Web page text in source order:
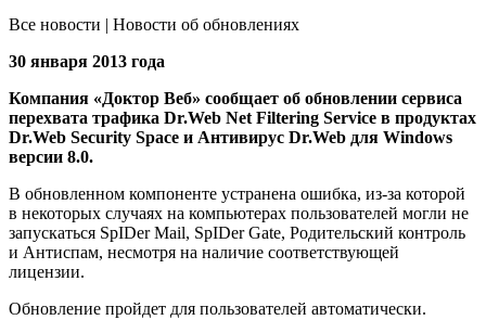
Все новости | Новости об обновлениях
30 января 2013 года
Компания «Доктор Веб» сообщает об обновлении сервиса
перехвата трафика Dr.Web Net Filtering Service в продуктах
Dr.Web Security Space и Антивирус Dr.Web для Windows
версии 8.0.
В обновленном компоненте устранена ошибка, из-за которой
в некоторых случаях на компьютерах пользователей могли не
запускаться SpIDer Mail, SpIDer Gate, Родительский контроль
и Антиспам, несмотря на наличие соответствующей
лицензии.
Обновление пройдет для пользователей автоматически.